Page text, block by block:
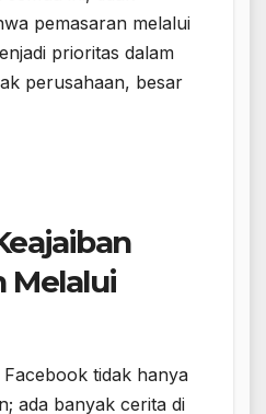
pemasaran melalui
prioritas dalam
perusahaan, besar
Melalui
tidak hanya
ada banyak cerita di